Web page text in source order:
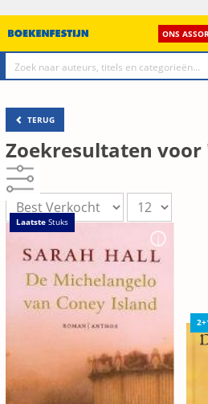
ONS
TERUG
Zoekresultaten voor
LaatsteStuks